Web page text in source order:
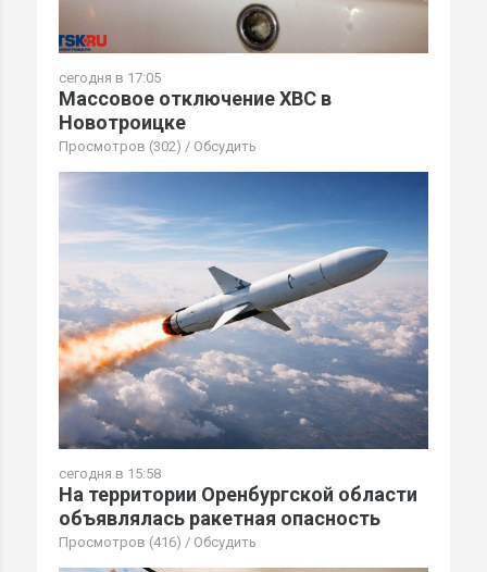
сегодня в 17:05
Массовое отключение ХВС в
Новотроицке
Просмотров (302) / Обсудить
сегодня в 15:58
На территории Оренбургской области
объявлялась ракетная опасность
Просмотров (416) / Обсудить